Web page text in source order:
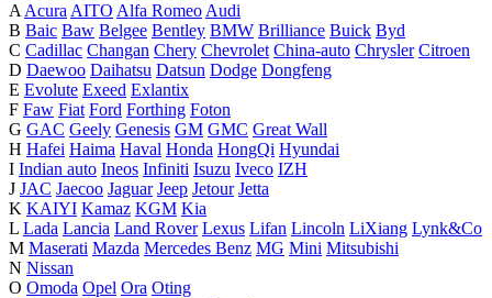
A Acura AITO Alfa Romeo Audi
B Baic Baw Belgee Bentley BMW Brilliance Buick Byd
C Cadillac Changan Chery Chevrolet China-auto Chrysler Citroen
D Daewoo Daihatsu Datsun Dodge Dongfeng
E Evolute Exeed Exlantix
F Faw Fiat Ford Forthing Foton
G GAC Geely Genesis GM GMC Great Wall
H Hafei Haima Haval Honda HongQi Hyundai
I Indian auto Ineos Infiniti Isuzu Iveco IZH
J JAC Jaecoo Jaguar Jeep Jetour Jetta
K KAIYI Kamaz KGM Kia
L Lada Lancia Land Rover Lexus Lifan Lincoln LiXiang Lynk&Co
M Maserati Mazda Mercedes Benz MG Mini Mitsubishi
N Nissan
O Omoda Opel Ora Oting